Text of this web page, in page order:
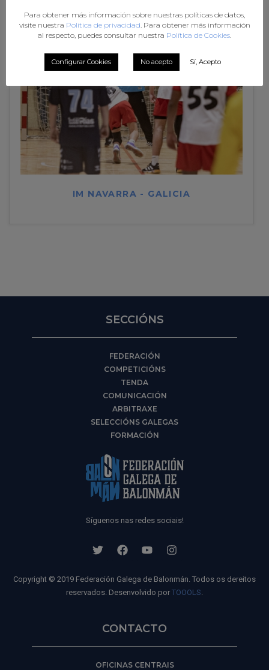
IM NAVARRA - GALICIA
SECCIÓNS
FEDERACIÓN
COMPETICIÓNS
TENDA
COMUNICACIÓN
ARBITRAXE
SELECCIÓNS GALEGAS
FORMACIÓN
Síguenos nas redes sociais!
Copyright © 2019 Federación Galega de Balonmán. Todos os dereitos
reservados. Desenvolvido por TOOOLS
CONTACTO
OFICINAS CENTRAIS
Para obtener más información sobre nuestras políticas de datos,
visite nuestra Política de privacidad. Para obtener más información
al respecto, puedes consultar nuestra Política de Cookies.
Configurar Cookies No acepto Sí, Acepto